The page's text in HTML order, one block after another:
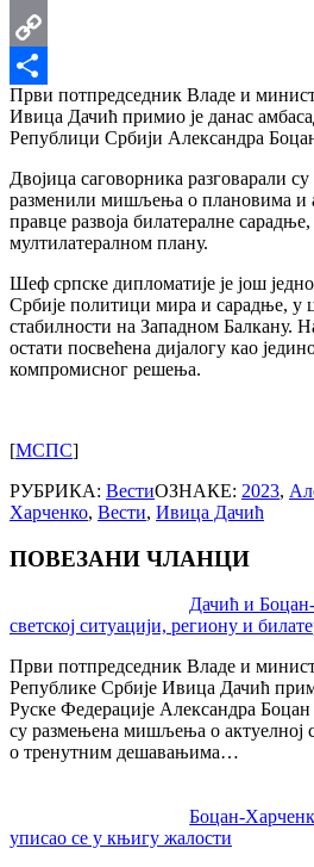
Email
Copy
Link
Share
Први потпредседник Владе и
Ивица Дачић примио је данас
Републици Србији Александра
Двојица саговорника разговарали
разменили мишљења о плановима и
правце развоја билатералне
мултилатералном плану.
Шеф српске дипломатије је још
Србије политици мира и сарадње, у
стабилности на Западном Балкану.
остати посвећена дијалогу као
компромисног решења.
[МСПС]
РУБРИКА: ВестиОЗНАКЕ: 2023,
Харченко, Вести, Ивица Дачић
ПОВЕЗАНИ ЧЛАНЦИ
Дачић и
светској ситуацији, региону и
Први потпредседник Владе и
Републике Србије Ивица Дачић
Руске Федерације Александра
су размењена мишљења о актуелној
o тренутним дешавањима…
Боцан-
уписао се у књигу жалости
navigation